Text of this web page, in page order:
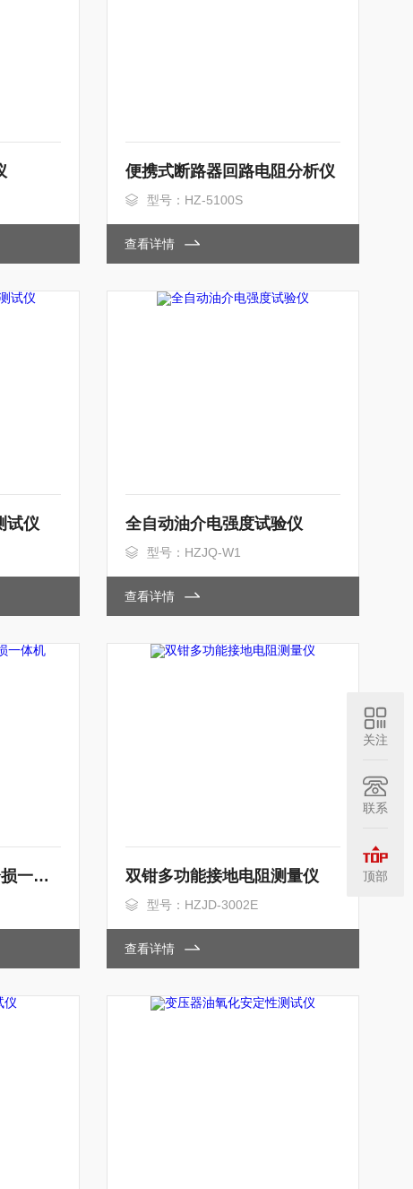
便携式断路器回路电阻分析仪
型号：HZ-5100S
查看详情
试仪 全自动油介电强度试验仪
型号：HZJQ-W1
查看详情
0.1Hz超低频发生器介损一体机 双钳多功能接地电阻测量仪
型号：HZJD-3002E
查看详情
关注
联系
顶部